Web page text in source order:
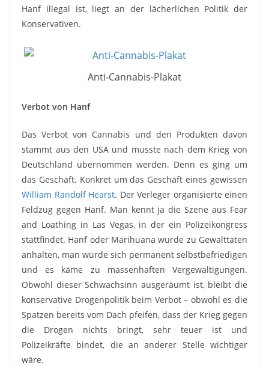
Hanf illegal ist, liegt an der lächerlichen Politik der
Konservativen.
Anti-Cannabis-Plakat
Verbot von Hanf
Das Verbot von Cannabis und den Produkten davon
stammt aus den USA und musste nach dem Krieg von
Deutschland übernommen werden. Denn es ging um
das Geschäft. Konkret um das Geschäft eines gewissen
William Randolf Hearst. Der Verleger organisierte einen
Feldzug gegen Hanf. Man kennt ja die Szene aus Fear
and Loathing in Las Vegas, in der ein Polizeikongress
stattfindet. Hanf oder Marihuana würde zu Gewalttaten
anhalten, man würde sich permanent selbstbefriedigen
und es käme zu massenhaften Vergewaltigungen.
Obwohl dieser Schwachsinn ausgeräumt ist, bleibt die
konservative Drogenpolitik beim Verbot – obwohl es die
Spatzen bereits vom Dach pfeifen, dass der Krieg gegen
die Drogen nichts bringt, sehr teuer ist und
Polizeikräfte bindet, die an anderer Stelle wichtiger
wäre.